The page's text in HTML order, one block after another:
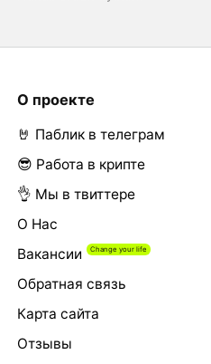
О проекте
🤘 Паблик в телеграм
😎 Работа в крипте
👌 Мы в твиттере
О Нас
Вакансии
Обратная связь
Карта сайта
Отзывы